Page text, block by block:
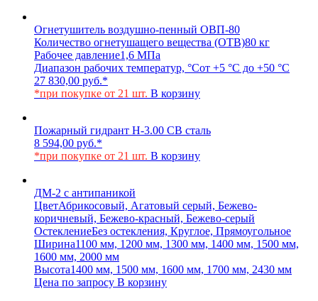
Огнетушитель воздушно-пенный ОВП-80
Количество огнетушащего вещества (ОТВ)80 кг
Рабочее давление1,6 МПа
Диапазон рабочих температур, °Сот +5 °С до +50 °С
27 830,00 руб.*
*при покупке от 21 шт. В корзину
Пожарный гидрант Н-3.00 СВ сталь
8 594,00 руб.*
*при покупке от 21 шт. В корзину
ДМ-2 с антипаникой
ЦветАбрикосовый, Агатовый серый, Бежево-
коричневый, Бежево-красный, Бежево-серый
ОстеклениеБез остекления, Круглое, Прямоугольное
Ширина1100 мм, 1200 мм, 1300 мм, 1400 мм, 1500 мм,
1600 мм, 2000 мм
Высота1400 мм, 1500 мм, 1600 мм, 1700 мм, 2430 мм
Цена по запросу В корзину